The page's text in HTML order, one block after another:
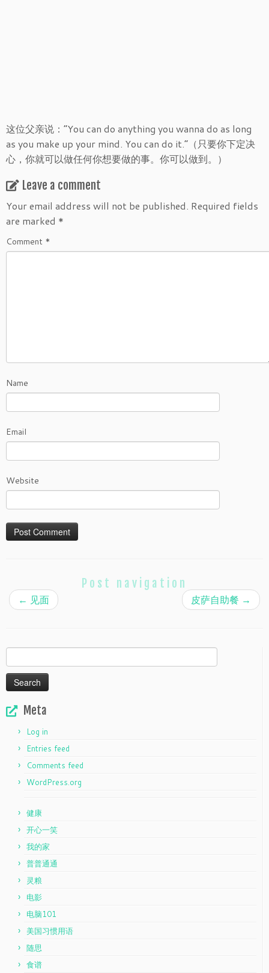
这位父亲说：“You can do anything you wanna do as long
as you make up your mind. You can do it.”（只要你下定决
心，你就可以做任何你想要做的事。你可以做到。）
Leave a comment
Your email address will not be published. Required fields
are marked *
Comment *
Name
Email
Website
Post navigation
← 见面 皮萨自助餐 →
for:
Meta
Log in
Entries feed
Comments feed
WordPress.org
健康
开心一笑
我的家
普普通通
灵粮
电影
电脑101
美国习惯用语
随思
食谱